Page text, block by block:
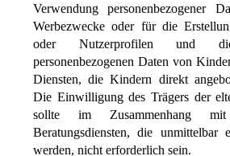
Verwendung personenbezogener
Werbezwecke oder für die
oder Nutzerprofilen und
personenbezogenen Daten von
Diensten, die Kindern direkt
Die Einwilligung des Trägers der
sollte im Zusammenhang
Beratungsdiensten, die unmittelbar
werden, nicht erforderlich sein.